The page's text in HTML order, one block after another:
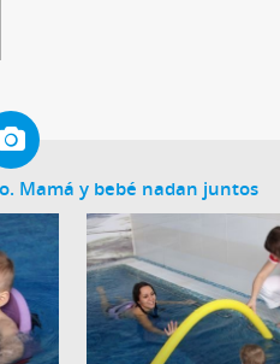
Mamá y bebé nadan juntos